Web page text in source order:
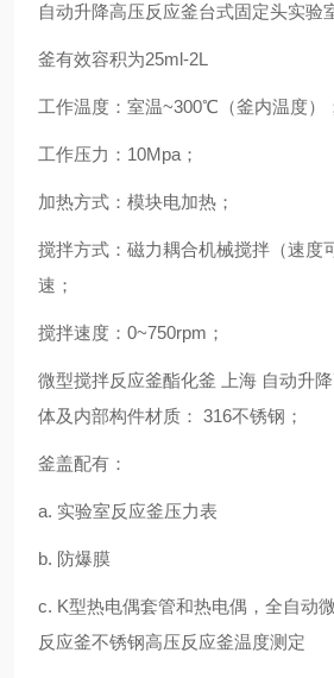
自动升降高压反应釜台式固定头实验
釜有效容积为25ml-2L
工作温度：室温~300℃（釜内温度）
工作压力：10Mpa；
加热方式：模块电加热；
搅拌方式：磁力耦合机械搅拌（速度
速；
搅拌速度：0~750rpm；
微型搅拌反应釜酯化釜 上海 自动升
体及内部构件材质： 316不锈钢；
釜盖配有：
a. 实验室反应釜压力表
b. 防爆膜
c. K型热电偶套管和热电偶， 全自动
反应釜不锈钢高压反应釜温度测定